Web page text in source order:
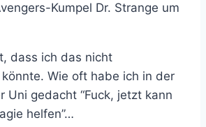
Kumpel Dr. Strange um
dass ich das nicht
Wie oft habe ich in der
Uni gedacht “Fuck, jetzt kann
helfen”…